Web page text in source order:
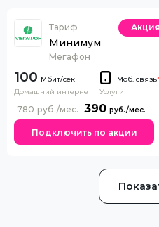
Тариф
Минимум
Мегафон
Акция
100
Домашний интернет
Моб. связь
Услуги
390
780
Подключить по акции